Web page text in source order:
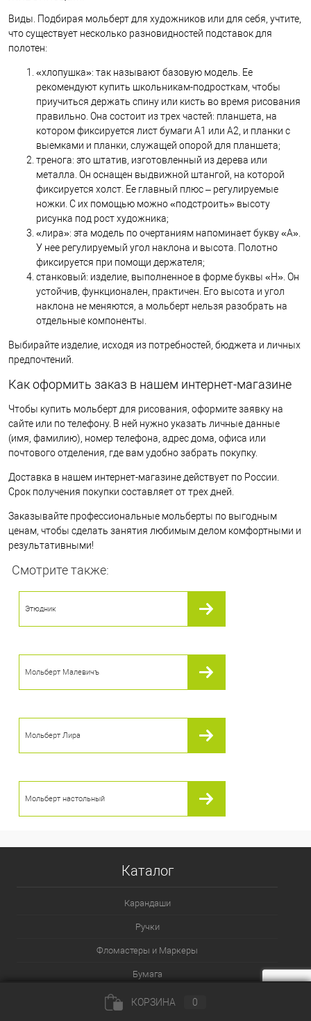
Виды. Подбирая мольберт для художников или для себя, учтите,
что существует несколько разновидностей подставок для
полотен:
«хлопушка»: так называют базовую модель. Ее
рекомендуют купить школьникам-подросткам, чтобы
приучиться держать спину или кисть во время рисования
правильно. Она состоит из трех частей: планшета, на
котором фиксируется лист бумаги А1 или А2, и планки с
выемками и планки, служащей опорой для планшета;
тренога: это штатив, изготовленный из дерева или
металла. Он оснащен выдвижной штангой, на которой
фиксируется холст. Ее главный плюс – регулируемые
ножки. С их помощью можно «подстроить» высоту
рисунка под рост художника;
«лира»: эта модель по очертаниям напоминает букву «А».
У нее регулируемый угол наклона и высота. Полотно
фиксируется при помощи держателя;
станковый: изделие, выполненное в форме буквы «Н». Он
устойчив, функционален, практичен. Его высота и угол
наклона не меняются, а мольберт нельзя разобрать на
отдельные компоненты.
Выбирайте изделие, исходя из потребностей, бюджета и личных
предпочтений.
Как оформить заказ в нашем интернет-магазине
Чтобы купить мольберт для рисования, оформите заявку на
сайте или по телефону. В ней нужно указать личные данные
(имя, фамилию), номер телефона, адрес дома, офиса или
почтового отделения, где вам удобно забрать покупку.
Доставка в нашем интернет-магазине действует по России.
Срок получения покупки составляет от трех дней.
Заказывайте профессиональные мольберты по выгодным
ценам, чтобы сделать занятия любимым делом комфортными и
результативными!
Смотрите также:
Этюдник
Мольберт Малевичъ
Мольберт Лира
Мольберт настольный
Каталог
Карандаши
Ручки
Фломастеры и Маркеры
Бумага
Пастель и мелки
КОРЗИНА 0